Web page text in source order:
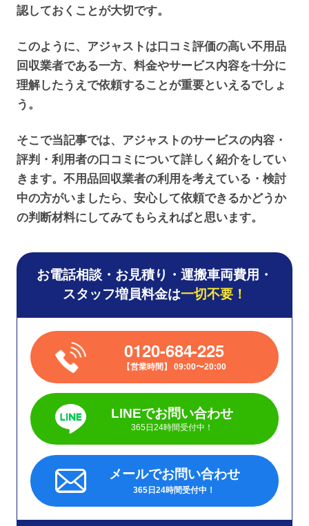
認しておくことが大切です。
このように、アジャストは口コミ評価の高い不用品
回収業者である一方、料金やサービス内容を十分に
理解したうえで依頼することが重要といえるでしょ
う。
そこで当記事では、アジャストのサービスの内容・
評判・利用者の口コミについて詳しく紹介をしてい
きます。不用品回収業者の利用を考えている・検討
中の方がいましたら、安心して依頼できるかどうか
の判断材料にしてみてもらえればと思います。
お電話相談・お見積り・運搬車両費用・
スタッフ増員料金は一切不要！
0120-684-225
営業時間 09:00〜20:00
LINEでお問い合わせ
365日24時間受付中！
メールでお問い合わせ
365日24時間受付中！